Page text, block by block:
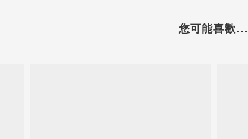
您可能喜歡...